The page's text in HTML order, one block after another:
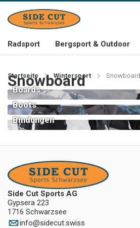
Radsport Bergsport & Outdoor
Startseite Wintersport Snowboard
Snowboard
Boards
Boots
Bindungen
Side Cut Sports AG
Gypsera 223
1716 Schwarzsee
info@sidecut.swiss